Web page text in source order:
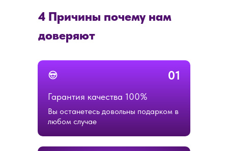
4 Причины почему нам
доверяют
01
Вы останетесь довольны подарком в
любом случае
Гарантия качества 100%